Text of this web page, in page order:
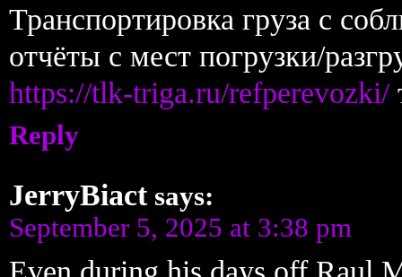
Транспортировка груза с
отчёты с мест погрузки/
https://tlk-triga.ru/refperevozki/
Reply
JerryBiact says:
September 5, 2025 at 3:38 pm